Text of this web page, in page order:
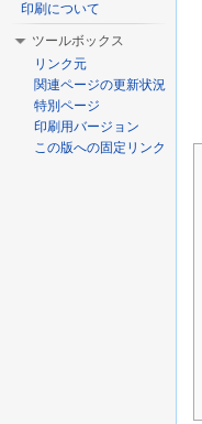
印刷について
ツールボックス
リンク元
関連ページの更新状況
特別ページ
印刷用バージョン
この版への固定リンク